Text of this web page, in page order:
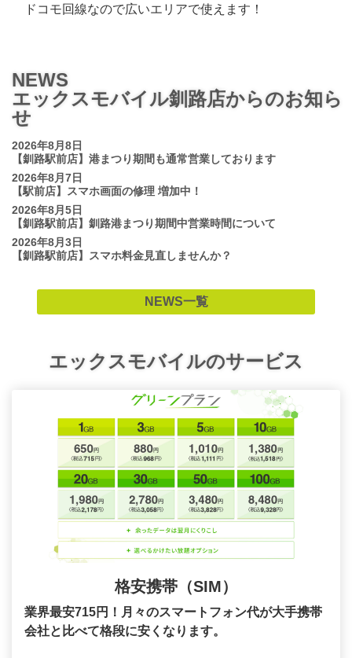
ドコモ回線なので広いエリアで使えます！
NEWS
エックスモバイル釧路店からのお知ら
せ
2026年8月8日
【釧路駅前店】港まつり期間も通常営業しております
2026年8月7日
【駅前店】スマホ画面の修理 増加中！
2026年8月5日
【釧路駅前店】釧路港まつり期間中営業時間について
2026年8月3日
【釧路駅前店】スマホ料金見直しませんか？
NEWS一覧
エックスモバイルのサービス
格安携帯（SIM）
業界最安715円！月々のスマートフォン代が大手携帯
会社と比べて格段に安くなります。